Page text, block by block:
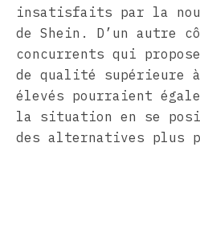
insatisfaits par la
de Shein. D’un autre
concurrents qui
de qualité supérieure
élevés pourraient
la situation en se
des alternatives plus